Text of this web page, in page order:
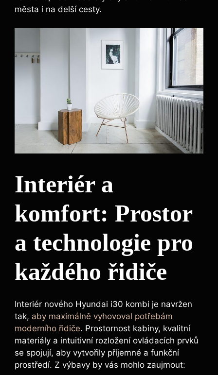
města i na delší cesty.
Interiér a
komfort: Prostor
a technologie pro
každého řidiče
Interiér nového Hyundai i30 kombi je navržen
tak, aby maximálně vyhovoval potřebám
moderního řidiče. Prostornost kabiny, kvalitní
materiály a intuitivní rozložení ovládacích prvků
se spojují, aby vytvořily příjemné a funkční
prostředí. Z výbavy by vás mohlo zaujmout: